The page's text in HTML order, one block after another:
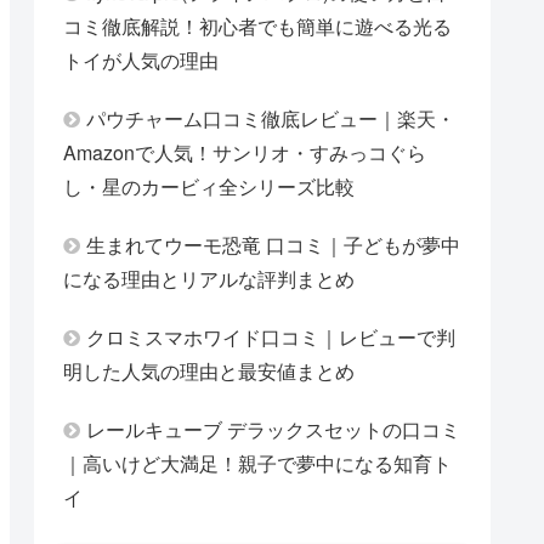
コミ徹底解説！初心者でも簡単に遊べる光る
トイが人気の理由
パウチャーム口コミ徹底レビュー｜楽天・
Amazonで人気！サンリオ・すみっコぐら
し・星のカービィ全シリーズ比較
生まれてウーモ恐竜 口コミ｜子どもが夢中
になる理由とリアルな評判まとめ
クロミスマホワイド口コミ｜レビューで判
明した人気の理由と最安値まとめ
レールキューブ デラックスセットの口コミ
｜高いけど大満足！親子で夢中になる知育ト
イ